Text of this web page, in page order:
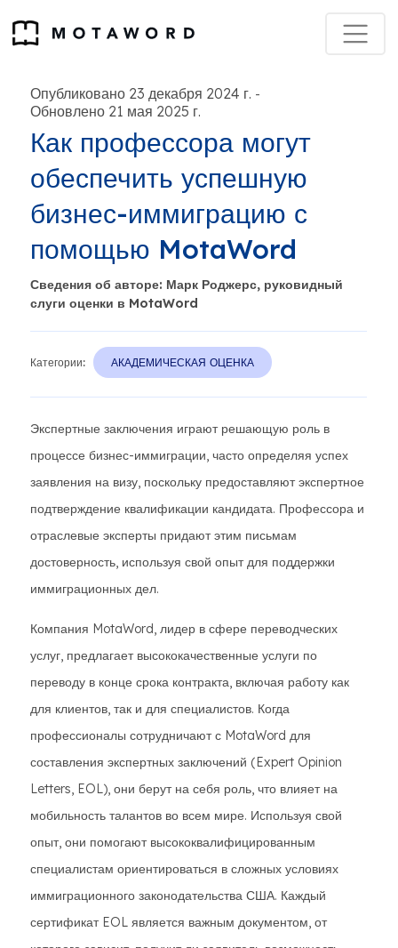
Опубликовано 23 декабря 2024 г. -
Обновлено 21 мая 2025 г.
Как профессора могут
обеспечить успешную
бизнес-иммиграцию с
помощью MotaWord
Сведения об авторе: Марк Роджерс, руковидный
слуги оценки в MotaWord
Категории: АКАДЕМИЧЕСКАЯ ОЦЕНКА
Экспертные заключения играют решающую роль в
процессе бизнес-иммиграции, часто определяя успех
заявления на визу, поскольку предоставляют экспертное
подтверждение квалификации кандидата. Профессора и
отраслевые эксперты придают этим письмам
достоверность, используя свой опыт для поддержки
иммиграционных дел.
Компания MotaWord, лидер в сфере переводческих
услуг, предлагает высококачественные услуги по
переводу в конце срока контракта, включая работу как
для клиентов, так и для специалистов. Когда
профессионалы сотрудничают с MotaWord для
составления экспертных заключений (Expert Opinion
Letters, EOL), они берут на себя роль, что влияет на
мобильность талантов во всем мире. Используя свой
опыт, они помогают высококвалифицированным
специалистам ориентироваться в сложных условиях
иммиграционного законодательства США. Каждый
сертификат EOL является важным документом, от